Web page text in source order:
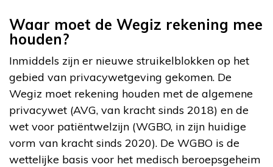
Waar moet de Wegiz rekening mee
houden?
Inmiddels zijn er nieuwe struikelblokken op het
gebied van privacywetgeving gekomen. De
Wegiz moet rekening houden met de algemene
privacywet (AVG, van kracht sinds 2018) en de
wet voor patiëntwelzijn (WGBO, in zijn huidige
vorm van kracht sinds 2020). De WGBO is de
wettelijke basis voor het medisch beroepsgeheim